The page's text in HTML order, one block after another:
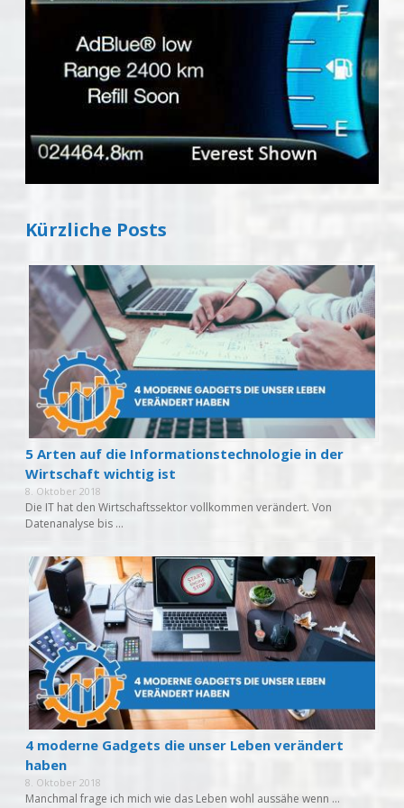
Kürzliche Posts
5 Arten auf die Informationstechnologie in der
Wirtschaft wichtig ist
8. Oktober 2018
Die IT hat den Wirtschaftssektor vollkommen verändert. Von
Datenanalyse bis …
4 moderne Gadgets die unser Leben verändert
haben
8. Oktober 2018
Manchmal frage ich mich wie das Leben wohl aussähe wenn …